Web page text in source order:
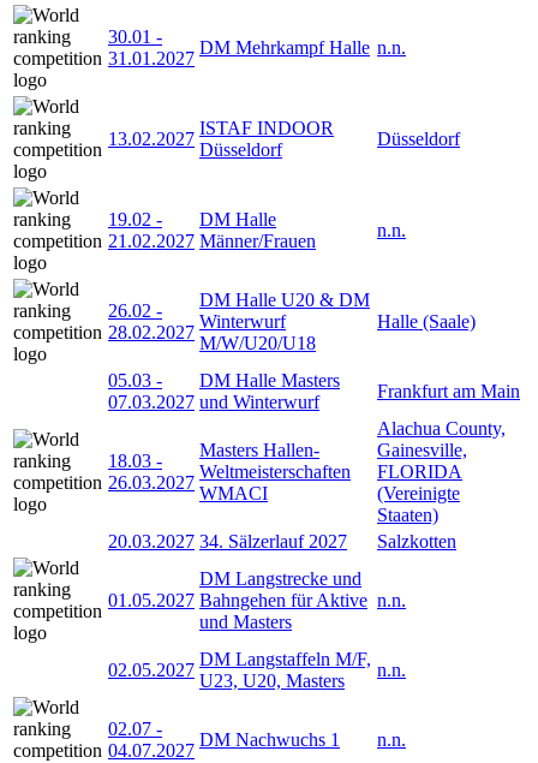
30.01 -
31.01.2027
DM Mehrkampf Halle n.n.
13.02.2027
ISTAF INDOOR
Düsseldorf
Düsseldorf
19.02 -
21.02.2027
DM Halle
Männer/Frauen
n.n.
26.02 -
28.02.2027
DM Halle U20 & DM
Winterwurf
M/W/U20/U18
Halle (Saale)
05.03 -
07.03.2027
DM Halle Masters
und Winterwurf
Frankfurt am Main
18.03 -
26.03.2027
Masters Hallen-
Weltmeisterschaften
WMACI
Alachua County,
Gainesville,
FLORIDA
(Vereinigte
Staaten)
20.03.2027 34. Sälzerlauf 2027 Salzkotten
01.05.2027
DM Langstrecke und
Bahngehen für Aktive
und Masters
n.n.
02.05.2027
DM Langstaffeln M/F,
U23, U20, Masters
n.n.
02.07 -
04.07.2027
DM Nachwuchs 1 n.n.